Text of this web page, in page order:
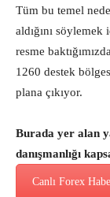
Tüm bu temel
aldığını
resme
1260 destek
plana çıkıyor.
Burada yer alan
danışmanlığı
Canlı Forex